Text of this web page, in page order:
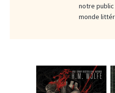
notre
monde